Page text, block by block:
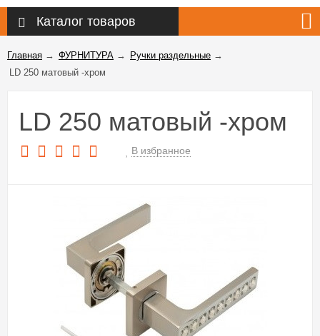
Каталог товаров
Главная → ФУРНИТУРА → Ручки раздельные →
LD 250 матовый -хром
LD 250 матовый -хром
В избранное